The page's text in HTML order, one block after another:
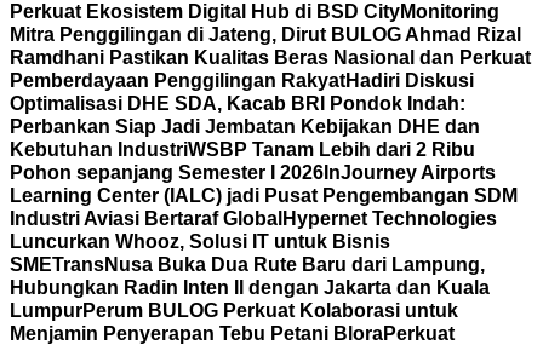
Perkuat Ekosistem Digital Hub di BSD CityMonitoring
Mitra Penggilingan di Jateng, Dirut BULOG Ahmad Rizal
Ramdhani Pastikan Kualitas Beras Nasional dan Perkuat
Pemberdayaan Penggilingan RakyatHadiri Diskusi
Optimalisasi DHE SDA, Kacab BRI Pondok Indah:
Perbankan Siap Jadi Jembatan Kebijakan DHE dan
Kebutuhan IndustriWSBP Tanam Lebih dari 2 Ribu
Pohon sepanjang Semester I 2026 InJourney Airports
Learning Center (IALC) jadi Pusat Pengembangan SDM
Industri Aviasi Bertaraf Global Hypernet Technologies
Luncurkan Whooz, Solusi IT untuk Bisnis
SMETransNusa Buka Dua Rute Baru dari Lampung,
Hubungkan Radin Inten II dengan Jakarta dan Kuala
LumpurPerum BULOG Perkuat Kolaborasi untuk
Menjamin Penyerapan Tebu Petani BloraPerkuat